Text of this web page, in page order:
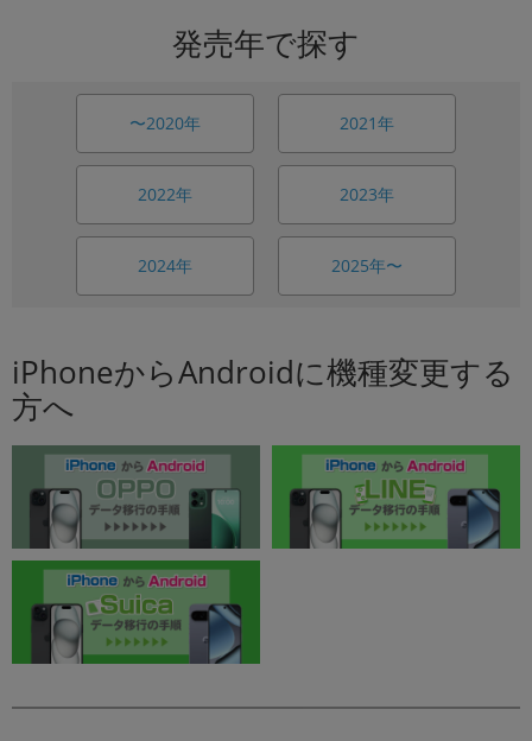
発売年で探す
〜2020年 2021年
2022年 2023年
2024年 2025年〜
iPhoneからAndroidに機種変更する
方へ